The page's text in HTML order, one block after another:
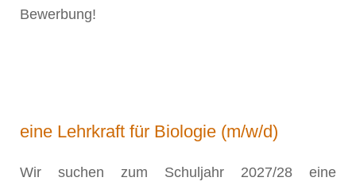
Bewerbung!
eine Lehrkraft für Biologie (m/w/d)
Wir suchen zum Schuljahr 2027/28 eine